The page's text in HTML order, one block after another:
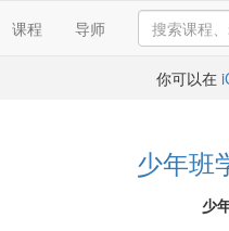
课程 导师
你可以在
少年班
少